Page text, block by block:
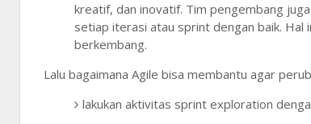
kreatif, dan inovatif. Tim pengembang
setiap iterasi atau sprint dengan baik.
berkembang.
Lalu bagaimana Agile bisa membantu agar
lakukan aktivitas sprint exploration